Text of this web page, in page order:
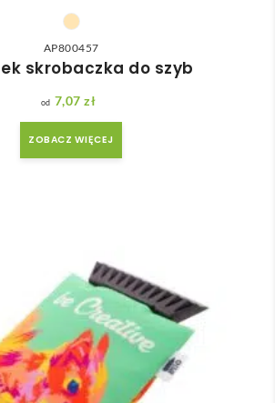
AP800457
skrobaczka do szyb
7,07 zł
ZOBACZ WIĘCEJ